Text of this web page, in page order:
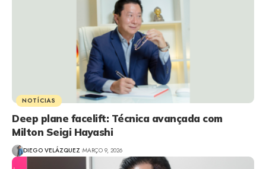
NOTÍCIAS
Deep plane facelift: Técnica avançada com
Milton Seigi Hayashi
DIEGO VELÁZQUEZ MARÇO 9, 2026